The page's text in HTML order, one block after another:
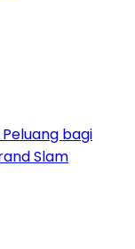
Peluang bagi
Slam